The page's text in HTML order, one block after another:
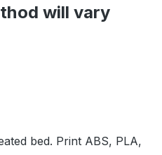
will vary
bed. Print ABS, PLA,